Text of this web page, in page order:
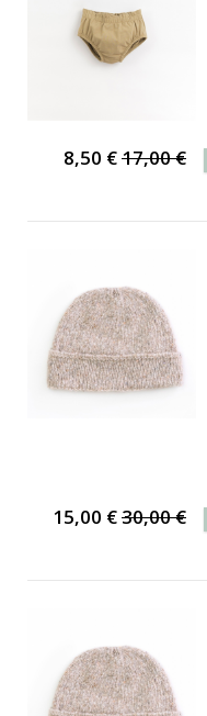
8,50 €17,00 €
15,00 €30,00 €